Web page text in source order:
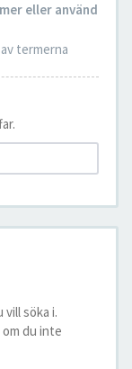
eller använd
termerna
söka i.
du inte